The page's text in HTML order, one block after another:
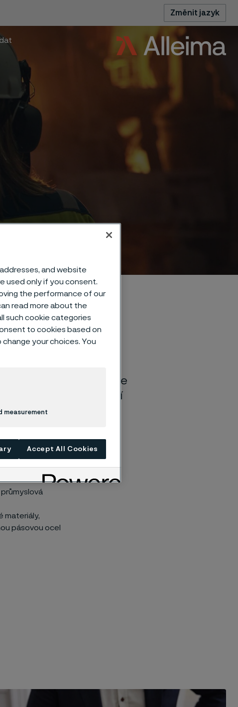
Změnit jazyk
se zákazníky vyvíjíme
nerezových ocelí
materiály,
pásovou ocel
and website
used only if you consent.
the performance of our
read more about the
such cookie categories
to cookies based on
your choices. You
measurement
Accept All Cookies